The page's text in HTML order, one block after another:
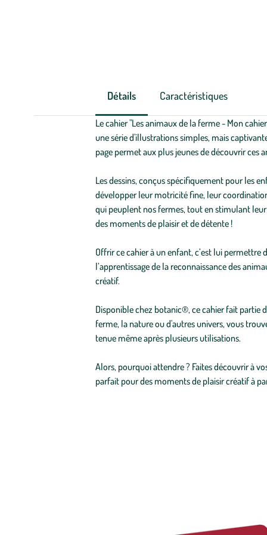
Détails Caractéristiques
Le cahier "Les animaux de la ferme - Mon
une série d'illustrations simples, mais
page permet aux plus jeunes de découvrir ces
Les dessins, conçus spécifiquement pour les
développer leur motricité fine, leur
qui peuplent nos fermes, tout en stimulant
des moments de plaisir et de détente !
Offrir ce cahier à un enfant, c’est lui
l’apprentissage de la reconnaissance des
créatif.
Disponible chez botanic®, ce cahier fait partie
ferme, la nature ou d'autres univers, vous
tenue même après plusieurs utilisations.
Alors, pourquoi attendre ? Faites découvrir à
parfait pour des moments de plaisir créatif à